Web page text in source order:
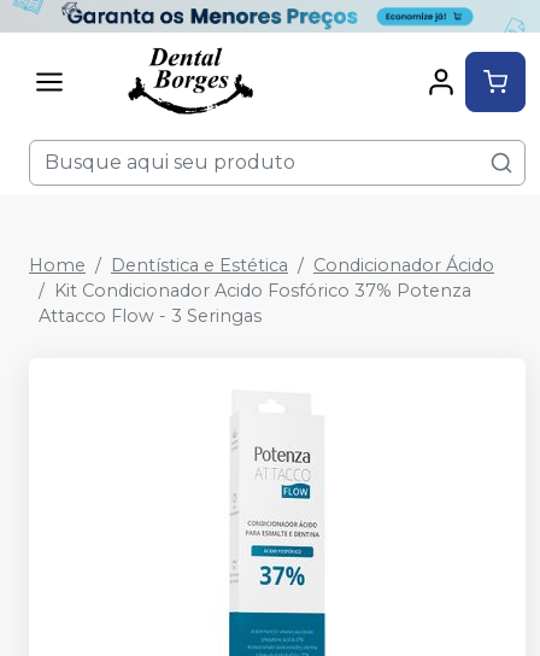
Home Dentística e Estética
Condicionador Ácido
Kit Condicionador Acido Fosfórico 37% Potenza
Attacco Flow - 3 Seringas